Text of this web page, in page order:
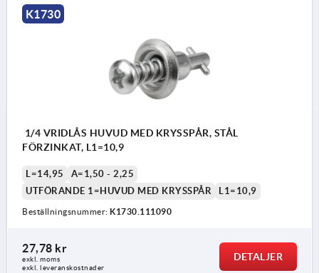
K1730
1/4 VRIDLÅS HUVUD MED KRYSSPÅR, STÅL
FÖRZINKAT, L1=10,9
L=14,95
A=1,50 - 2,25
UTFÖRANDE 1=HUVUD MED KRYSSPÅR
L1=10,9
Beställningsnummer: K1730.111090
27,78 kr
exkl. moms
exkl. leveranskostnader
DETALJER